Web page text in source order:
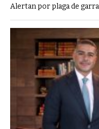
Alertan por plaga de